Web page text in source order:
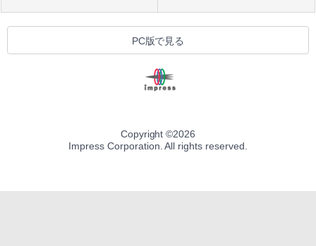
PC版で見る
Copyright ©2026
Impress Corporation. All rights reserved.